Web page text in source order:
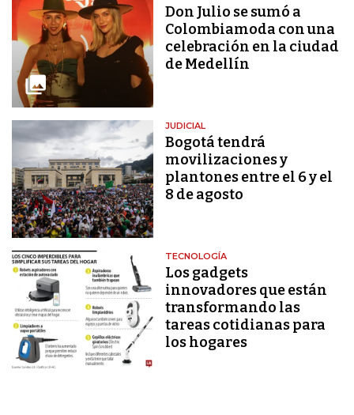
Don Julio se sumó a
Colombiamoda con una
celebración en la ciudad
de Medellín
JUDICIAL
Bogotá tendrá
movilizaciones y
plantones entre el 6 y el
8 de agosto
TECNOLOGÍA
Los gadgets
innovadores que están
transformando las
tareas cotidianas para
los hogares